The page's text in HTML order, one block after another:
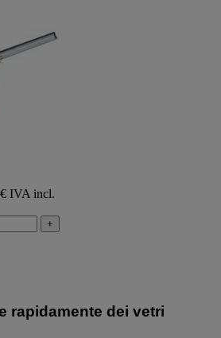
IVA incl.
+
rapidamente dei vetri